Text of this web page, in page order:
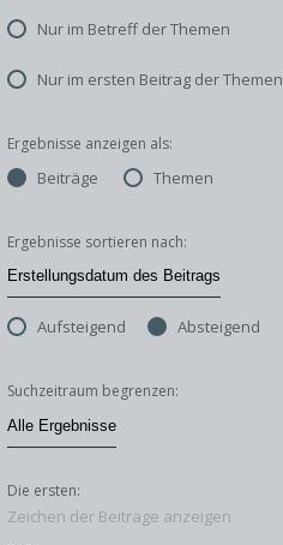
Nur im Betreff der Themen
Nur im ersten Beitrag der Themen
Ergebnisse anzeigen als:
Beiträge Themen
Ergebnisse sortieren nach:
Aufsteigend Absteigend
Suchzeitraum begrenzen:
Die ersten:
Zeichen der Beiträge anzeigen